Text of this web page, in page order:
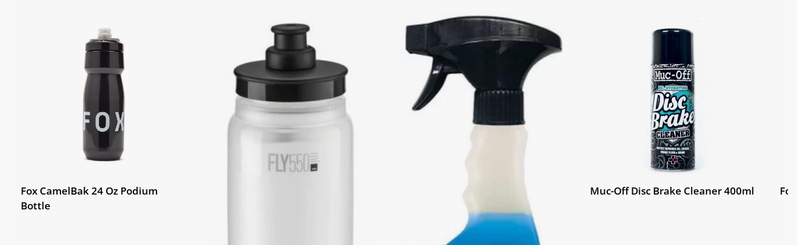
Fox CamelBak 24 Oz Podium
Bottle
Muc-Off Disc Brake Cleaner 400ml